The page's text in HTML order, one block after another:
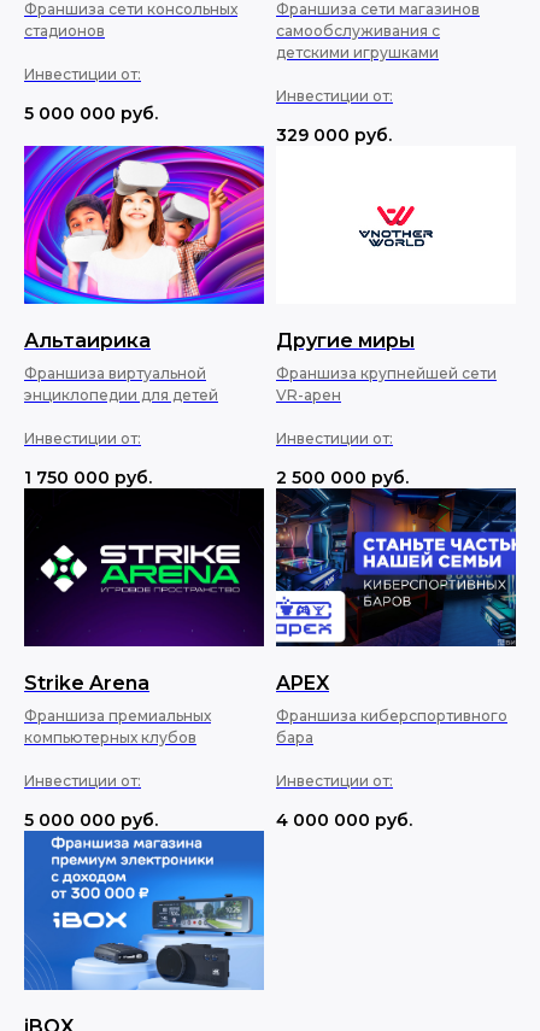
Франшиза сети консольных
стадионов
Инвестиции от:
5 000 000 руб.
Франшиза сети магазинов
самообслуживания с
детскими игрушками
Инвестиции от:
329 000 руб.
Альтаирика
Франшиза виртуальной
энциклопедии для детей
Инвестиции от:
1 750 000 руб.
Другие миры
Франшиза крупнейшей сети
VR-арен
Инвестиции от:
2 500 000 руб.
Strike Arena
Франшиза премиальных
компьютерных клубов
Инвестиции от:
5 000 000 руб.
APEX
Франшиза киберспортивного
бара
Инвестиции от:
4 000 000 руб.
iBOX